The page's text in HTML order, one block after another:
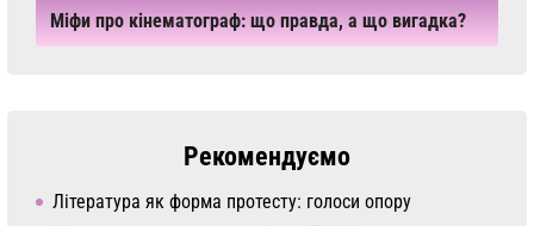
Міфи про кінематограф: що правда, а що вигадка?
Рекомендуємо
Література як форма протесту: голоси опору